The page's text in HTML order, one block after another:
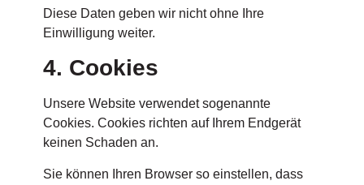
Diese Daten geben wir nicht ohne Ihre
Einwilligung weiter.
4. Cookies
Unsere Website verwendet sogenannte
Cookies. Cookies richten auf Ihrem Endgerät
keinen Schaden an.
Sie können Ihren Browser so einstellen, dass